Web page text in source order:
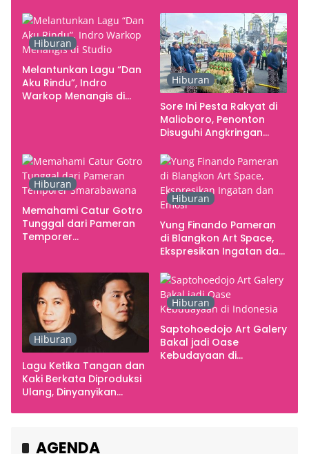
Yogyakarta sebagai
Pusat Pergerakan Seni
Rupa Indonesia
Hiburan
Melantunkan Lagu “Dan
Aku Rindu”, Indro
Warkop Menangis di
Hiburan
Sore Ini Pesta Rakyat di
Malioboro, Penonton
Disuguhi Angkringan
Hiburan
Memahami Catur Gotro
Tunggal dari Pameran
Temporer
Hiburan
Yung Finando Pameran
di Blangkon Art Space,
Ekspresikan Ingatan dan
Hiburan
Lagu Ketika Tangan dan
Kaki Berkata Diproduksi
Ulang, Dinyanyikan
Chrisye
Hiburan
Saptohoedojo Art Galery
Bakal jadi Oase
Kebudayaan di
AGENDA